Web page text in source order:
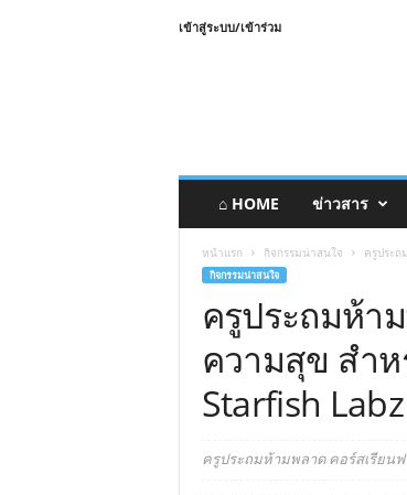
เข้าสู่ระบบ/เข้าร่วม
⌂ HOME ข่าวสาร
หน้าแรก กิจกรรมน่าสนใจ ครูประถ
กิจกรรมน่าสนใจ
ครูประถมห้า
ความสุข สำห
Starfish Labz
ครูประถมห้ามพลาด คอร์สเรียนฟ